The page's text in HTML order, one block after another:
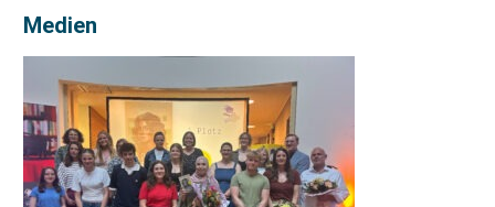
Medien